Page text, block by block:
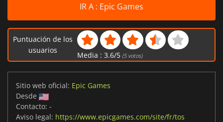
IR A : Epic Games
Puntuación de los
usuarios
Media : 3.6/5 (5votos)
Sitio web oficial: Epic Games
Desde
Contacto: -
Aviso legal: https://www.epicgames.com/site/fr/tos